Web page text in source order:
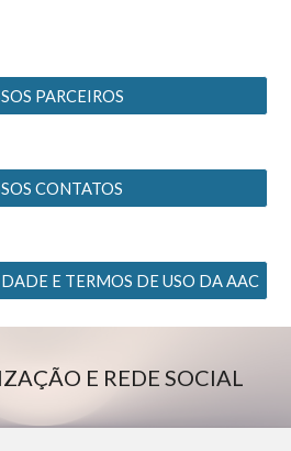
PARCEIROS
CONTATOS
E TERMOS DE USO DA AAC
E REDE SOCIAL